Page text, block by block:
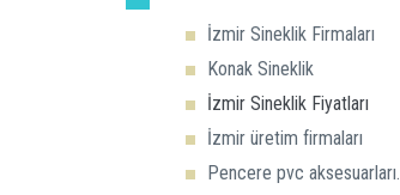
İzmir Sineklik Firmaları
Konak Sineklik
İzmir Sineklik Fiyatları
İzmir üretim firmaları
Pencere pvc aksesuarları.